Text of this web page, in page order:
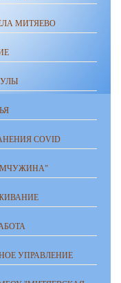
МИТЯЕВО
COVID
УПРАВЛЕНИЕ